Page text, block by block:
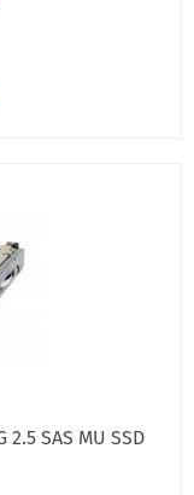
SAS MU SSD